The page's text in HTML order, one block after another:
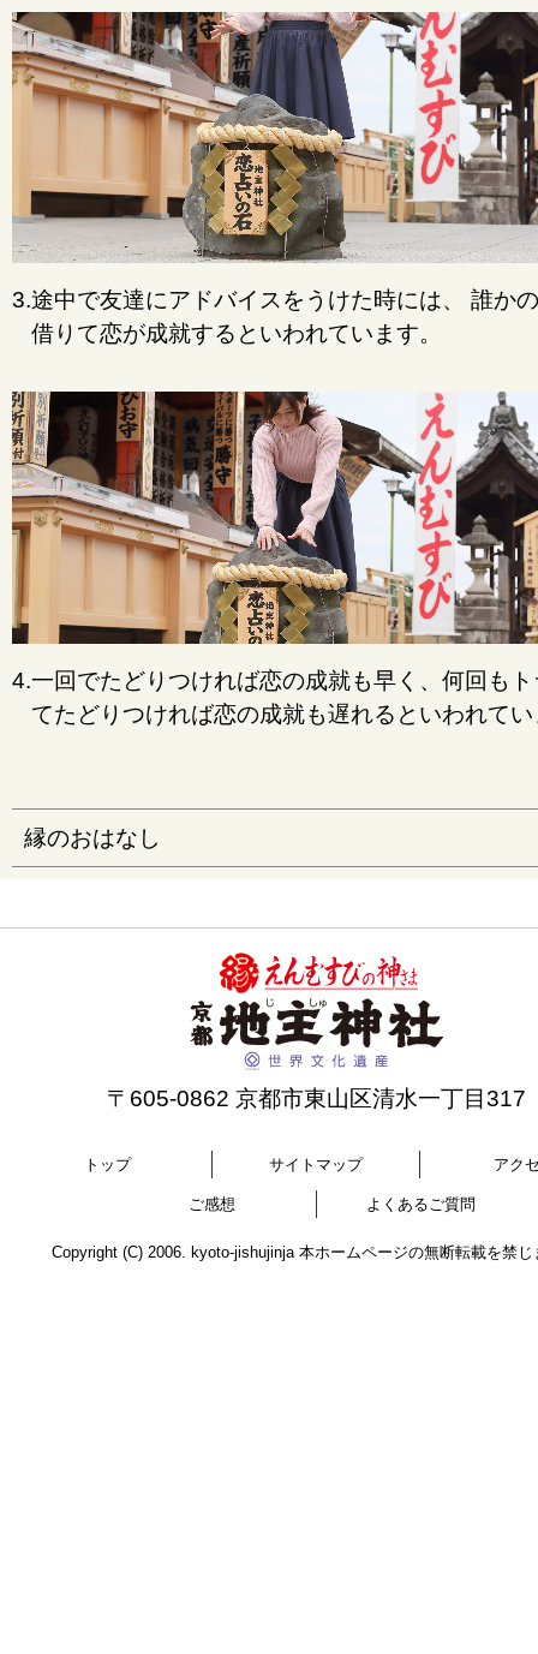
3.途中で友達にアドバイスをうけた時には、 誰か
借りて恋が成就するといわれています。
4.一回でたどりつければ恋の成就も早く、何回も
てたどりつければ恋の成就も遅れるといわれて
縁のおはなし
〒605-0862 京都市東山区清水一丁目317
トップ サイトマップ アク
ご感想 よくあるご質問
Copyright (C) 2006. kyoto-jishujinja 本ホームページの無断転載を禁じ